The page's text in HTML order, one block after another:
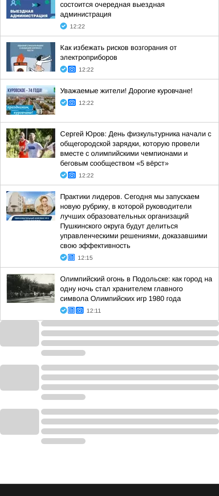
состоится очередная выездная
администрация
12:22
Как избежать рисков возгорания от
электроприборов
12:22
Уважаемые жители! Дорогие куровчане!
12:22
Сергей Юров: День физкультурника начали с
общегородской зарядки, которую провели
вместе с олимпийскими чемпионами и
беговым сообществом «5 вёрст»
12:22
Практики лидеров. Сегодня мы запускаем
новую рубрику, в которой руководители
лучших образовательных организаций
Пушкинского округа будут делиться
управленческими решениями, доказавшими
свою эффективность
12:15
Олимпийский огонь в Подольске: как город на
одну ночь стал хранителем главного
символа Олимпийских игр 1980 года
12:11